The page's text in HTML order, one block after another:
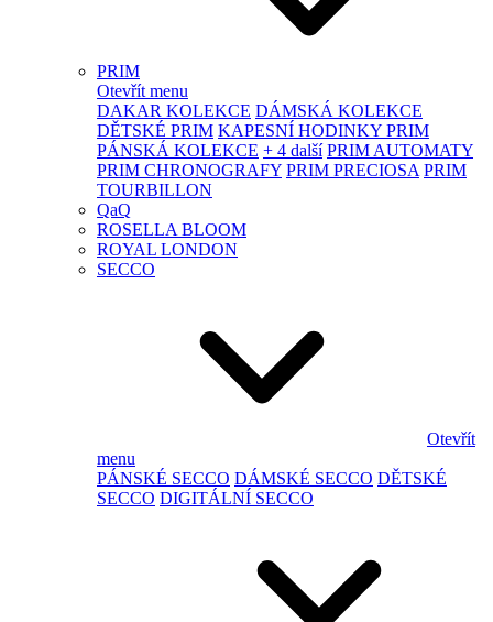
PRIM
Otevřít menu
DAKAR KOLEKCE DÁMSKÁ KOLEKCE
DĚTSKÉ PRIM KAPESNÍ HODINKY PRIM
PÁNSKÁ KOLEKCE + 4 další PRIM AUTOMATY
PRIM CHRONOGRAFY PRIM PRECIOSA PRIM
TOURBILLON
QaQ
ROSELLA BLOOM
ROYAL LONDON
SECCO
Otevřít
menu
PÁNSKÉ SECCO DÁMSKÉ SECCO DĚTSKÉ
SECCO DIGITÁLNÍ SECCO